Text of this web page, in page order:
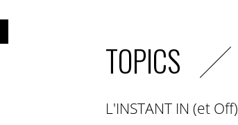
TOPICS
L'INSTANT IN (et Off)